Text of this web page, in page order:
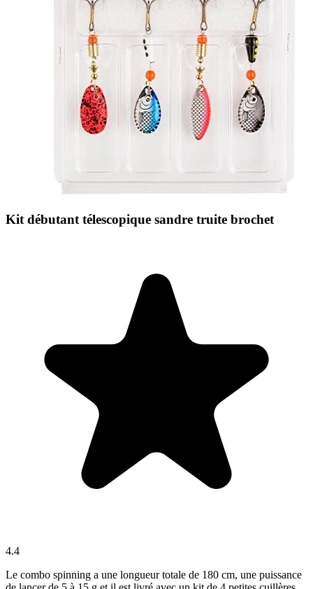
Kit débutant télescopique sandre truite brochet
4.4
Le combo spinning a une longueur totale de 180 cm, une puissance